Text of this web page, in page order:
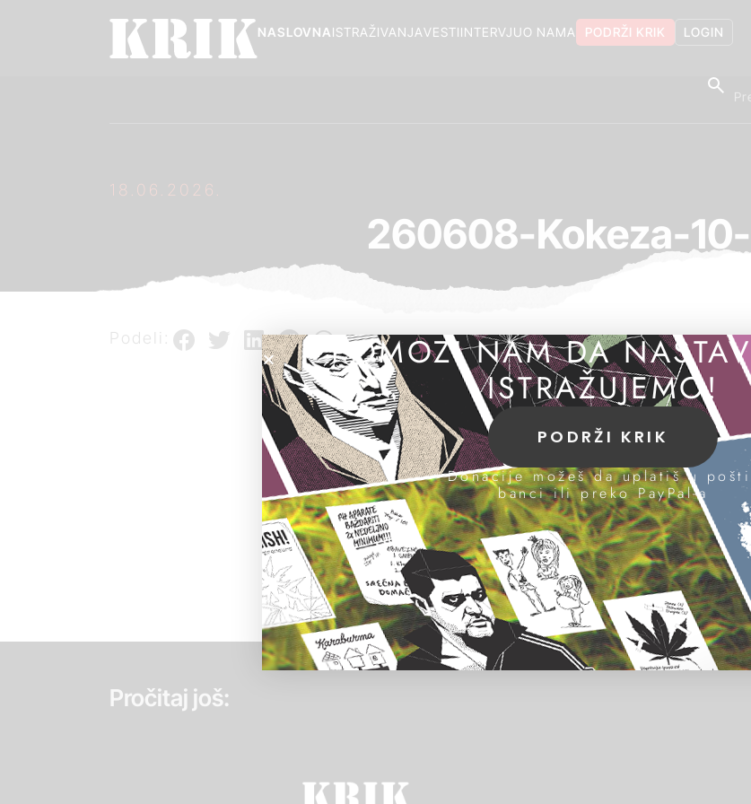
LOGIN
PODRŽI KRIK
O NAMA
INTERVJU
VESTI
ISTRAŽIVANJA
NASLOVNA
18.06.2026.
260608-Kokeza-
Podeli:
Pročitaj još:
POMOZI NAM DA
ISTRAŽUJEMO!
PODRŽI KRIK
Donacije možeš da uplatiš u
banci ili preko PayPal-a